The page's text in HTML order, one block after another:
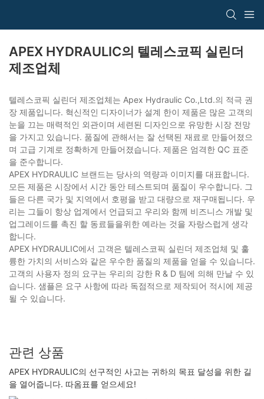
APEX HYDRAULIC의 텔레스코픽 실린더
제조업체
텔레스코픽 실린더 제조업체는 Apex Hydraulic Co.,Ltd.의 적극 권
장 제품입니다. 혁신적인 디자이너가 설계 한이 제품은 많은 고객의
눈을 끄는 매력적인 외관이며 세련된 디자인으로 유망한 시장 전망
을 가지고 있습니다. 품질에 관해서는 잘 선택된 재료로 만들어졌으
며 고급 기계로 정확하게 만들어졌습니다. 제품은 엄격한 QC 표준
을 준수합니다.
APEX HYDRAULIC 브랜드는 당사의 역량과 이미지를 대표합니다.
모든 제품은 시장에서 시간 동안 테스트되며 품질이 우수합니다. 그
들은 다른 국가 및 지역에서 호평을 받고 대량으로 재구매됩니다. 우
리는 그들이 항상 업계에서 언급되고 우리와 함께 비즈니스 개발 및
업그레이드를 촉진 할 동료들을위한 예라는 것을 자랑스럽게 생각
합니다.
APEX HYDRAULIC에서 고객은 텔레스코픽 실린더 제조업체 및 훌
륭한 가치의 서비스와 같은 우수한 품질의 제품을 얻을 수 있습니다.
고객의 사용자 정의 요구는 우리의 강한 R & D 팀에 의해 만날 수 있
습니다. 샘플은 요구 사항에 따라 독점적으로 제작되어 적시에 제공
될 수 있습니다.
관련 상품
APEX HYDRAULIC의 선구적인 사고는 귀하의 목표 달성을 위한 길
을 열어줍니다. 따옴표를 얻으세요!